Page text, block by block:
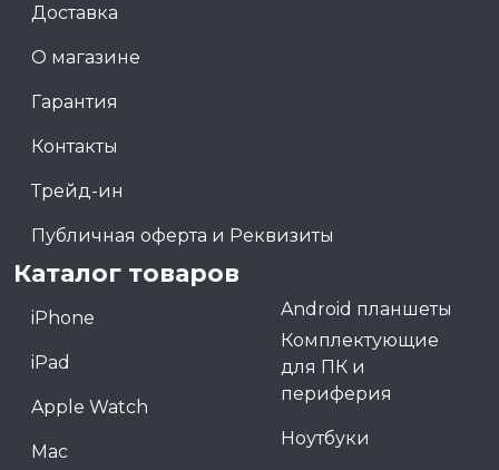
Доставка
О магазине
Гарантия
Контакты
Трейд-ин
Публичная оферта и Реквизиты
Каталог товаров
iPhone
iPad
Apple Watch
Mac
Android планшеты
Комплектующие
для ПК и
периферия
Ноутбуки